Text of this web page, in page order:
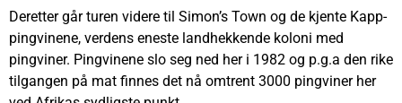
Deretter går turen videre til Simon’s Town og de kjente Kapp-
pingvinene, verdens eneste landhekkende koloni med
pingviner. Pingvinene slo seg ned her i 1982 og p.g.a den rike
tilgangen på mat finnes det nå omtrent 3000 pingviner her